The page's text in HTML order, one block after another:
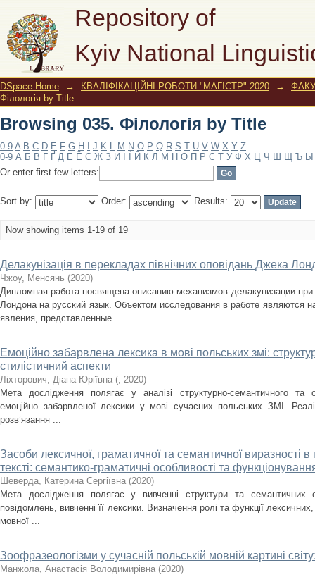
Repository of
Kyiv National
Browsing 035. Філологія by Title
DSpace Home → КВАЛІФІКАЦІЙНІ РОБОТИ "МАГІСТР"-2020 →
Філологія by Title
Browsing 035. Філологія by Title
0-9 A B C D E F G H J K L M N O P Q R S T U V W X Y Z
0-9 А Б В Г Ґ Д Е Ё Є Ж З И Й К Л М Н О П Р С Т У Ф Х Ц Ч Ш Щ Ъ Ы
Or enter first few letters:
Sort by: Order: Results:
Now showing items 1-19 of 19
Делакунізація в перекладах північних оповідань Джека
Чжоу, Менсянь (2020)
Дипломная работа посвящена описанию механизмов делакунизации
Лондона на русский язык. Объектом исследования в работе являются
явления, представленные ...
Емоційно забарвлена лексика в мові польських змі:
стилістичний аспекти
Ліхторович, Діана Юріївна (, 2020)
Мета дослідження полягає у аналізі структурно-семантичного та
емоційно забарвленої лексики у мові сучасних польських ЗМІ.
розв’язання ...
Засоби лексичної, граматичної та семантичної виразності
тексті: семантико-граматичні особливості та
Шеверда, Катерина Сергіївна (2020)
Мета дослідження полягає у вивченні структури та семантичних
повідомлень, вивченні її лексики. Визначення ролі та функції
мовної ...
Зоофразеологізми у сучасній польській мовній картині
Манжола, Анастасія Володимирівна (2020)